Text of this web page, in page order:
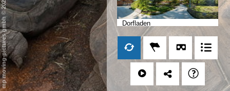
Dorfladen
Mühlendorf
mp moving-pictures gmbh © 2023